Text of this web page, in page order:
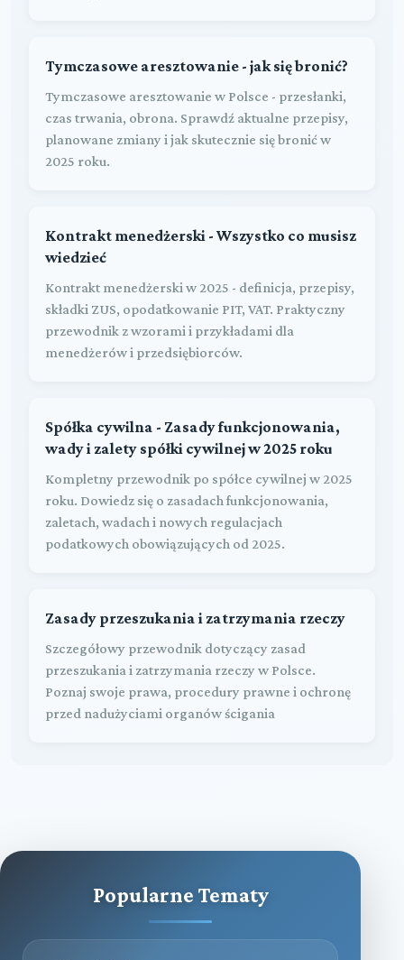
Tymczasowe aresztowanie - jak się bronić?
Tymczasowe aresztowanie w Polsce - przesłanki,
czas trwania, obrona. Sprawdź aktualne przepisy,
planowane zmiany i jak skutecznie się bronić w
2025 roku.
Kontrakt menedżerski - Wszystko co musisz
wiedzieć
Kontrakt menedżerski w 2025 - definicja, przepisy,
składki ZUS, opodatkowanie PIT, VAT. Praktyczny
przewodnik z wzorami i przykładami dla
menedżerów i przedsiębiorców.
Spółka cywilna - Zasady funkcjonowania,
wady i zalety spółki cywilnej w 2025 roku
Kompletny przewodnik po spółce cywilnej w 2025
roku. Dowiedz się o zasadach funkcjonowania,
zaletach, wadach i nowych regulacjach
podatkowych obowiązujących od 2025.
Zasady przeszukania i zatrzymania rzeczy
Szczegółowy przewodnik dotyczący zasad
przeszukania i zatrzymania rzeczy w Polsce.
Poznaj swoje prawa, procedury prawne i ochronę
przed nadużyciami organów ścigania
Popularne Tematy